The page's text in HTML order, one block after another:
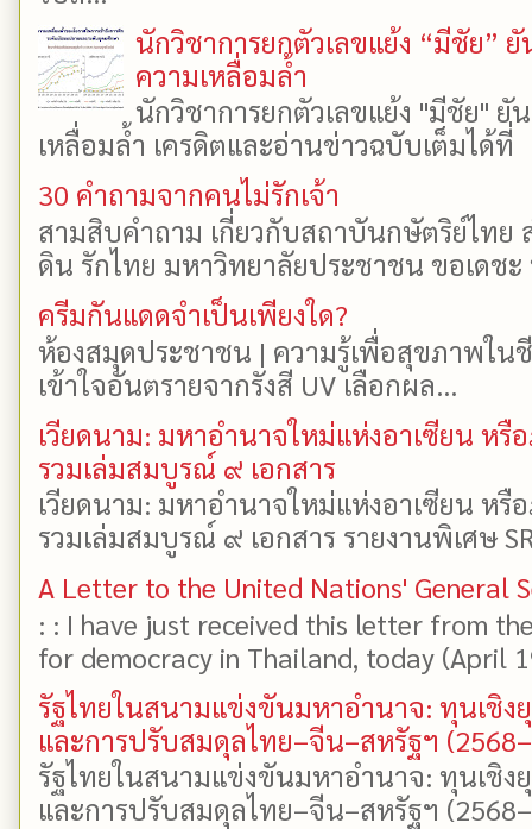
นักวิชาการยกตัวเลขแย้ง “มีชัย”
ความเหลื่อมล้ำ
นักวิชาการยกตัวเลขแย้ง "มีชัย"
เหลื่อมล้ำ เครดิตและอ่านข่าวฉบับเต็มได้
30 คำถามจากคนไม่รักเจ้า
สามสิบคำถาม เกี่ยวกับสถาบันกษัตริย์ไทย
ดิน รักไทย มหาวิทยาลัยประชาชน ขอเดช
ครีมกันแดดจำเป็นเพียงใด?
ห้องสมุดประชาชน | ความรู้เพื่อสุขภาพใน
เข้าใจอันตรายจากรังสี UV เลือกผล...
เวียดนาม: มหาอำนาจใหม่แห่งอาเซียน ห
รวมเล่มสมบูรณ์ ๙ เอกสาร
เวียดนาม: มหาอำนาจใหม่แห่งอาเซียน ห
รวมเล่มสมบูรณ์ ๙ เอกสาร รายงานพิเศษ
A Letter to the United Nations' General
: : I have just received this letter from
for democracy in Thailand, today (April
รัฐไทยในสนามแข่งขันมหาอำนาจ: ทุนเชิง
และการปรับสมดุลไทย–จีน–สหรัฐฯ
รัฐไทยในสนามแข่งขันมหาอำนาจ: ทุนเชิง
และการปรับสมดุลไทย–จีน–สหรัฐฯ